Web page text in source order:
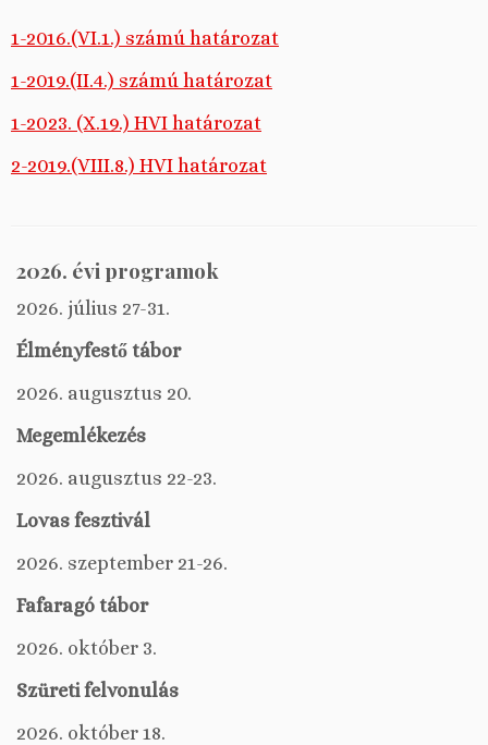
1-2016.(VI.1.) számú határozat
1-2019.(II.4.) számú határozat
1-2023. (X.19.) HVI határozat
2-2019.(VIII.8.) HVI határozat
2026. évi programok
2026. július 27-31.
Élményfestő tábor
2026. augusztus 20.
Megemlékezés
2026. augusztus 22-23.
Lovas fesztivál
2026. szeptember 21-26.
Fafaragó tábor
2026. október 3.
Szüreti felvonulás
2026. október 18.